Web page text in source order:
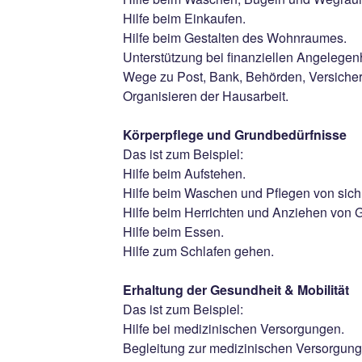
Hilfe beim Einkaufen.
Hilfe beim Gestalten des Wohnraumes.
Unterstützung bei finanziellen
Wege zu Post, Bank, Behörden,
Organisieren der Hausarbeit.
Körperpflege und Grundbedürfnisse
Das ist zum Beispiel:
Hilfe beim Aufstehen.
Hilfe beim Waschen und Pflegen von
Hilfe beim Herrichten und Anziehen von
Hilfe beim Essen.
Hilfe zum Schlafen gehen.
Erhaltung der Gesundheit & Mobilität
Das ist zum Beispiel:
Hilfe bei medizinischen Versorgungen.
Begleitung zur medizinischen